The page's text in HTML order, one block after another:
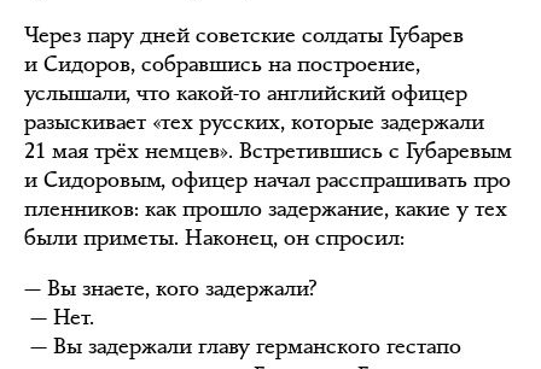
Через пару дней советские солдаты Губарев
и Сидоров, собравшись на построение,
услышали, что какой-то английский офицер
разыскивает «тех русских, которые задержали
21 мая трёх немцев». Встретившись с Губаревым
и Сидоровым, офицер начал расспрашивать про
пленников: как прошло задержание, какие у тех
были приметы. Наконец, он спросил:
— Вы знаете, кого задержали?
— Нет.
— Вы задержали главу германского гестапо